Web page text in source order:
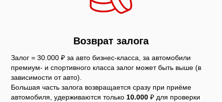
Возврат залога
Залог = 30.000 ₽ за авто бизнес-класса, за автомобили
премиум- и спортивного класса залог может быть выше (в
зависимости от авто).
Большая часть залога возвращается сразу при приёме
автомобиля, удерживаются только 10.000₽ для проверки